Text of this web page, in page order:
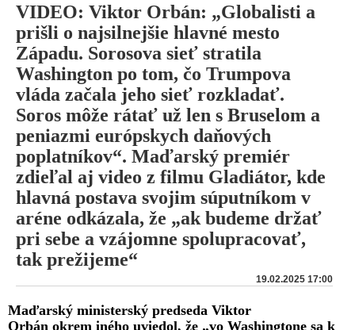
VIDEO: Viktor Orbán: „Globalisti a
prišli o najsilnejšie hlavné mesto
Západu. Sorosova sieť stratila
Washington po tom, čo Trumpova
vláda začala jeho sieť rozkladať.
Soros môže rátať už len s Bruselom a
peniazmi európskych daňových
poplatníkov“. Maďarský premiér
zdieľal aj video z filmu Gladiátor, kde
hlavná postava svojim súputníkom v
aréne odkázala, že „ak budeme držať
pri sebe a vzájomne spolupracovať,
tak prežijeme“
19.02.2025 17:00
Maďarský ministerský predseda Viktor
Orbán okrem iného uviedol, že „vo Washingtone sa k